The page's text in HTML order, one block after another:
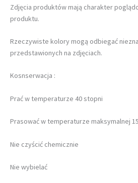
Zdjęcia produktów mają charakter
produktu.
Rzeczywiste kolory mogą odbiegać
przedstawionych na zdjęciach.
Kosnserwacja :
Prać w temperaturze 40 stopni
Prasować w temperaturze maksymalnej
Nie czyścić chemicznie
Nie wybielać